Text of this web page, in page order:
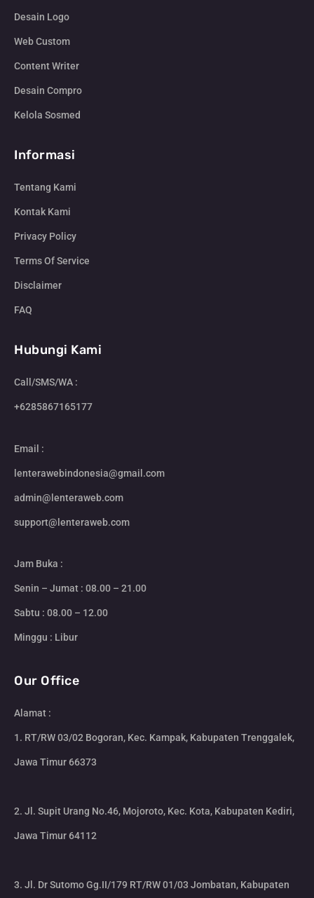
Desain Logo
Web Custom
Content Writer
Desain Compro
Kelola Sosmed
Informasi
Tentang Kami
Kontak Kami
Privacy Policy
Terms Of Service
Disclaimer
FAQ
Hubungi Kami
Call/SMS/WA :
+6285867165177
Email :
lenterawebindonesia@gmail.com
admin@lenteraweb.com
support@lenteraweb.com
Jam Buka :
Senin – Jumat : 08.00 – 21.00
Sabtu : 08.00 – 12.00
Minggu : Libur
Our Office
Alamat :
1. RT/RW 03/02 Bogoran, Kec. Kampak, Kabupaten Trenggalek,
Jawa Timur 66373
2. Jl. Supit Urang No.46, Mojoroto, Kec. Kota, Kabupaten Kediri,
Jawa Timur 64112
3. Jl. Dr Sutomo Gg.II/179 RT/RW 01/03 Jombatan, Kabupaten